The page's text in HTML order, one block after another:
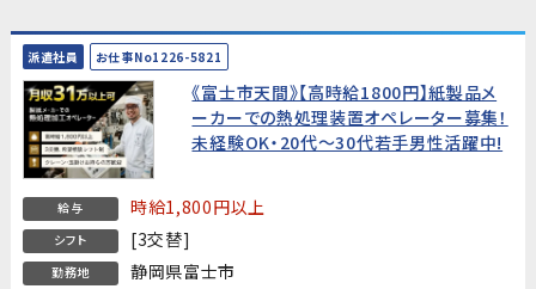
派遣社員 お仕事No1226-5821
《富士市天間》【高時給1800円】紙製品メ
ーカーでの熱処理装置オペレーター募集！
未経験OK・20代～30代若手男性活躍中!
給与 時給1,800円以上
シフト [3交替]
勤務地 静岡県富士市